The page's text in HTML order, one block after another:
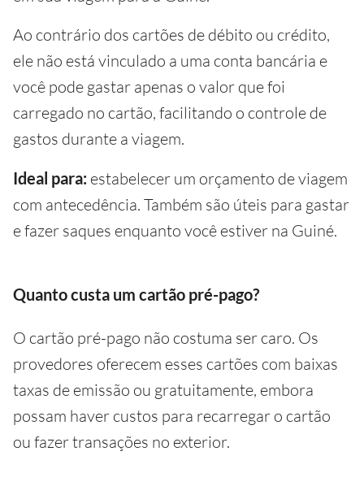
Ao contrário dos cartões de débito ou crédito,
ele não está vinculado a uma conta bancária e
você pode gastar apenas o valor que foi
carregado no cartão, facilitando o controle de
gastos durante a viagem.
Ideal para: estabelecer um orçamento de viagem
com antecedência. Também são úteis para gastar
e fazer saques enquanto você estiver na Guiné.
Quanto custa um cartão pré-pago?
O cartão pré-pago não costuma ser caro. Os
provedores oferecem esses cartões com baixas
taxas de emissão ou gratuitamente, embora
possam haver custos para recarregar o cartão
ou fazer transações no exterior.